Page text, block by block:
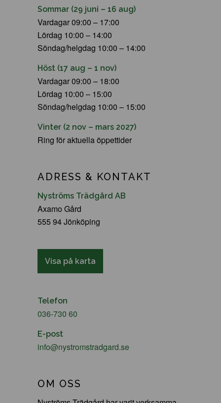
Sommar (29 juni – 16 aug)
Vardagar 09:00 – 17:00
Lördag 10:00 – 14:00
Söndag/helgdag 10:00 – 14:00
Höst (17 aug – 1 nov)
Vardagar 09:00 – 18:00
Lördag 10:00 – 15:00
Söndag/helgdag 10:00 – 15:00
Vinter (2 nov – mars 2027)
Ring för aktuella öppettider
ADRESS & KONTAKT
Nyströms Trädgård AB
Axamo Gård
555 94 Jönköping
Visa på karta
Telefon
036-730 60
E-post
info@nystromstradgard.se
OM OSS